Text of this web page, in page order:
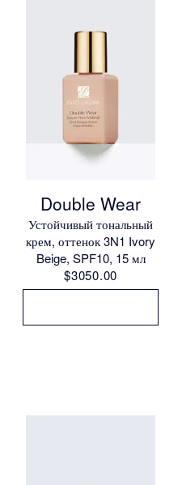
Double Wear
Устойчивый тональный
крем, оттенок 3N1 Ivory
Beige, SPF10, 15 мл
$3050.00